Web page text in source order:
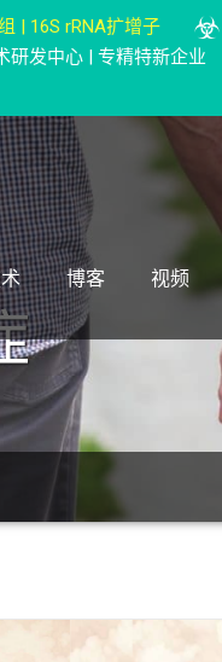
| 16S rRNA扩增子
研发中心 | 专精特新企业
博客 视频